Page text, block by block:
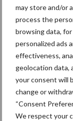
may store and/or
process the
browsing data,
personalized ads
effectiveness,
geolocation data,
your consent will
change or
“Consent
We respect your
voor een
bijrijderszijde. Het
voor een perfecte
Nieuwe
Met de XB bewijst
als fabrikant van
De comfortabele